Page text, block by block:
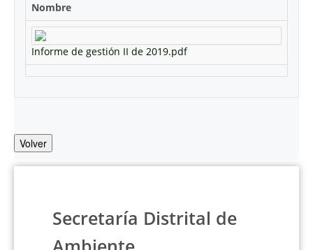
Nombre
Informe de gestión II de 2019.pdf
Volver
Secretaría Distrital de